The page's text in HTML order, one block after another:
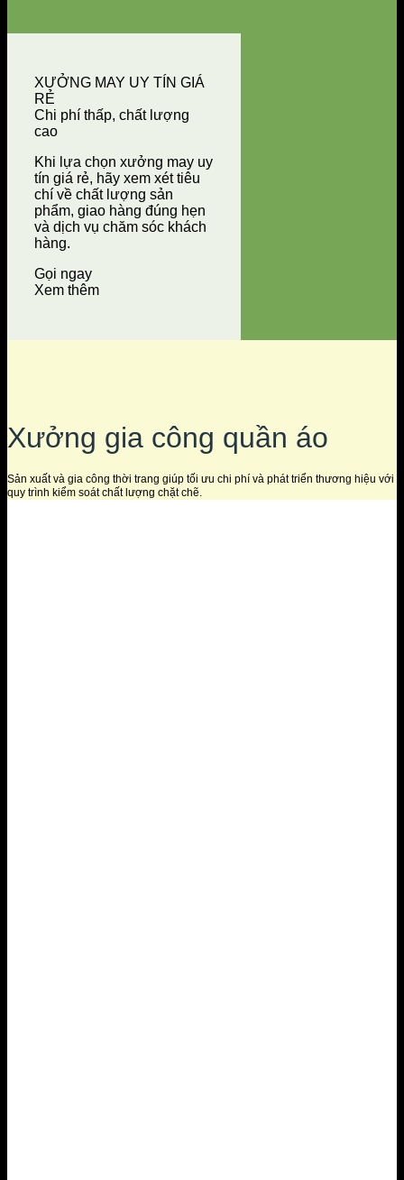
XƯỞNG MAY UY TÍN GIÁ
RẺ
Chi phí thấp, chất lượng
cao
Khi lựa chọn xưởng may uy
tín giá rẻ, hãy xem xét tiêu
chí về chất lượng sản
phẩm, giao hàng đúng hẹn
và dịch vụ chăm sóc khách
hàng.
Gọi ngay
Xem thêm
Xưởng gia công quần áo
Sản xuất và gia công thời trang giúp tối ưu chi phí và phát triển thương hiệu với
quy trình kiểm soát chất lượng chặt chẽ.